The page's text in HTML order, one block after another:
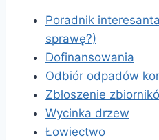
Poradnik
sprawę?)
Dofinansowania
Odbiór odpadów
Zbłoszenie
Wycinka drzew
Łowiectwo